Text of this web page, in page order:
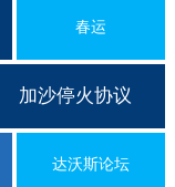
春运
加沙停火协议
达沃斯论坛